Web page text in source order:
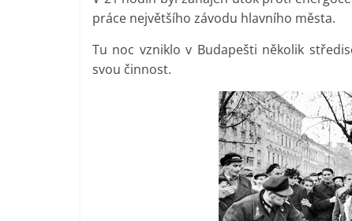
práce největšího závodu hlavního města.
Tu noc vzniklo v Budapešti několik
svou činnost.